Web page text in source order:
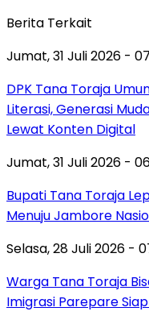
Berita Terkait
Jumat, 31 Juli 2026 -
DPK Tana Toraja
Literasi, Generasi
Lewat Konten Digital
Jumat, 31 Juli 2026 -
Bupati Tana Toraja
Menuju Jambore
Selasa, 28 Juli 2026 -
Warga Tana Toraja
Imigrasi Parepare